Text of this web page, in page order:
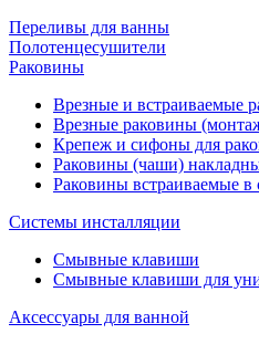
Переливы для ванны
Полотенцесушители
Раковины
Врезные и встраиваемые
Врезные раковины
Крепеж и сифоны для
Раковины (чаши)
Раковины встраиваемые в
Системы инсталляции
Смывные клавиши
Смывные клавиши для
Аксессуары для ванной